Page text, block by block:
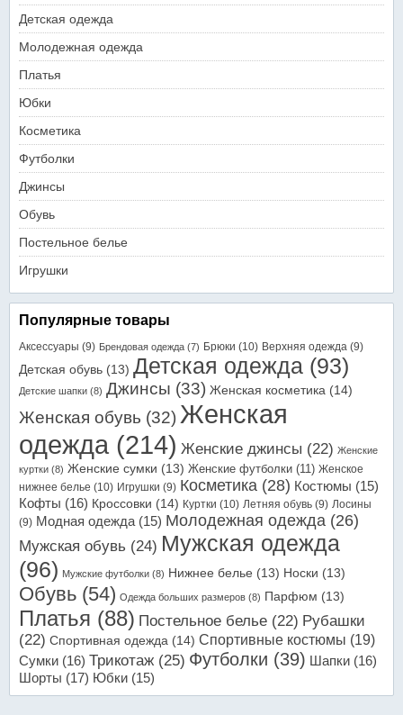
Детская одежда
Молодежная одежда
Платья
Юбки
Косметика
Футболки
Джинсы
Обувь
Постельное белье
Игрушки
Популярные товары
Аксессуары (9) Брендовая одежда (7) Брюки (10) Верхняя одежда (9)
Детская обувь (13) Детская одежда (93)
Детские шапки (8) Джинсы (33) Женская косметика (14)
Женская обувь (32) Женская
одежда (214) Женские джинсы (22) Женские
куртки (8) Женские сумки (13) Женские футболки (11) Женское
нижнее белье (10) Игрушки (9) Косметика (28) Костюмы (15)
Кофты (16) Кроссовки (14) Куртки (10) Летняя обувь (9) Лосины
(9) Модная одежда (15) Молодежная одежда (26)
Мужская обувь (24) Мужская одежда
(96) Мужские футболки (8) Нижнее белье (13) Носки (13)
Обувь (54) Одежда больших размеров (8) Парфюм (13)
Платья (88) Постельное белье (22) Рубашки
(22) Спортивная одежда (14) Спортивные костюмы (19)
Сумки (16) Трикотаж (25) Футболки (39) Шапки (16)
Шорты (17) Юбки (15)